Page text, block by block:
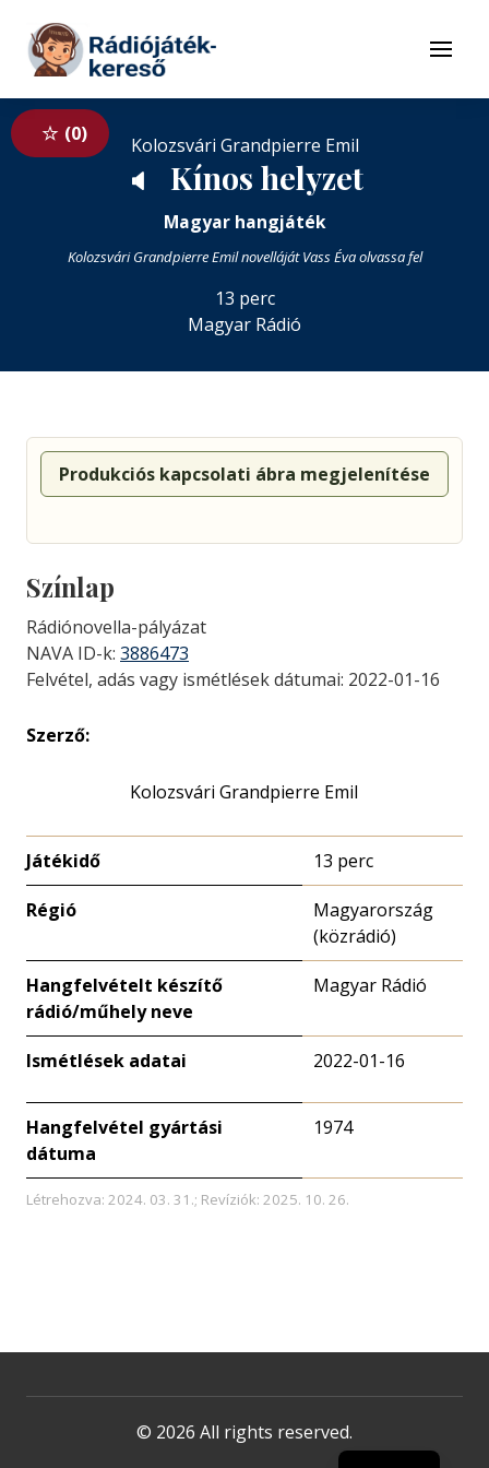
Tovább a tartalomhoz
Menü
0 Kolozsvári Grandpierre Emil
🔈 Kínos helyzet
Magyar hangjáték
Kolozsvári Grandpierre Emil novelláját Vass Éva olvassa fel
13 perc
Magyar Rádió
Produkciós kapcsolati ábra megjelenítése
Színlap
Rádiónovella-pályázat
NAVA ID-k: 3886473
Felvétel, adás vagy ismétlések dátumai: 2022-01-16
Szerző:
Kolozsvári Grandpierre Emil
Játékidő 13 perc
Régió
Magyarország
(közrádió)
Hangfelvételt készítő
rádió/műhely neve
Magyar Rádió
Ismétlések adatai 2022-01-16
Hangfelvétel gyártási
dátuma
1974
Létrehozva: 2024. 03. 31.; Revíziók: 2025. 10. 26.
© 2026 All rights reserved.